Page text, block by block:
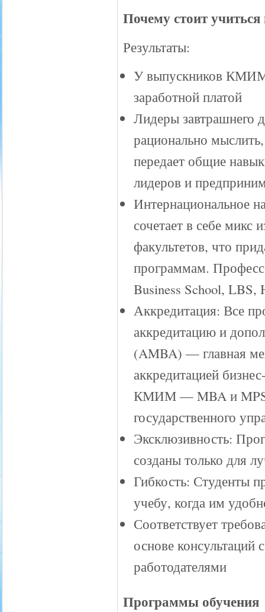
Почему стоит
Результаты:
У выпускников КМИМ
заработной платой
Лидеры
рационально
передает общие
лидеров и
Интернациональное
сочетает в себе
факультетов, что
программам.
Business School, LBS,
Аккредитация: Все
аккредитацию и
(AMBA) — главная
аккредитацией
КМИМ — MBA и
государственного
Эксклюзивность:
созданы только для
Гибкость: Студенты
учебу, когда им
Соответствует
основе
работодателями
Программы обучения